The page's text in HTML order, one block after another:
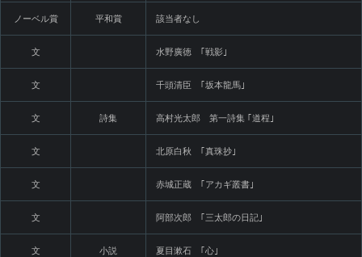
ノーベル賞 平和賞 該当者なし
文 水野廣徳 ｢戦影｣
文 千頭清臣 ｢坂本龍馬｣
文 詩集 高村光太郎 第一詩集 ｢道程｣
文 北原白秋 ｢真珠抄｣
文 赤城正蔵 ｢アカギ叢書｣
文 阿部次郎 ｢三太郎の日記｣
文 小説 夏目漱石 ｢心｣